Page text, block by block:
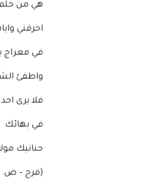
هي من
احرقني
في معراج
واطفئ
فلا يرى
في بهائك
حنانيك
(فرح – ص. 17 – 35)